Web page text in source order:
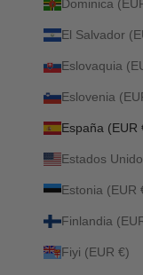
Dominica
El Salvador
Eslovaquia
Eslovenia
España (EUR
Estados
Estonia (EUR
Finlandia
Fiyi (EUR €)